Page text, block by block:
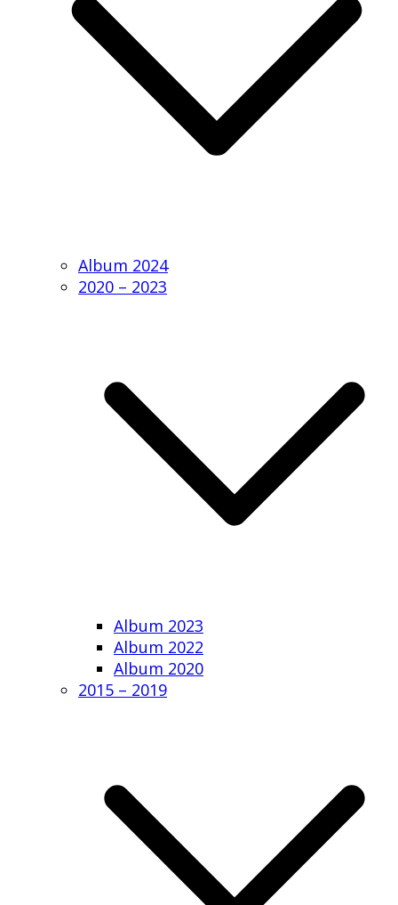
Album 2024
2020 – 2023
Album 2023
Album 2022
Album 2020
2015 – 2019